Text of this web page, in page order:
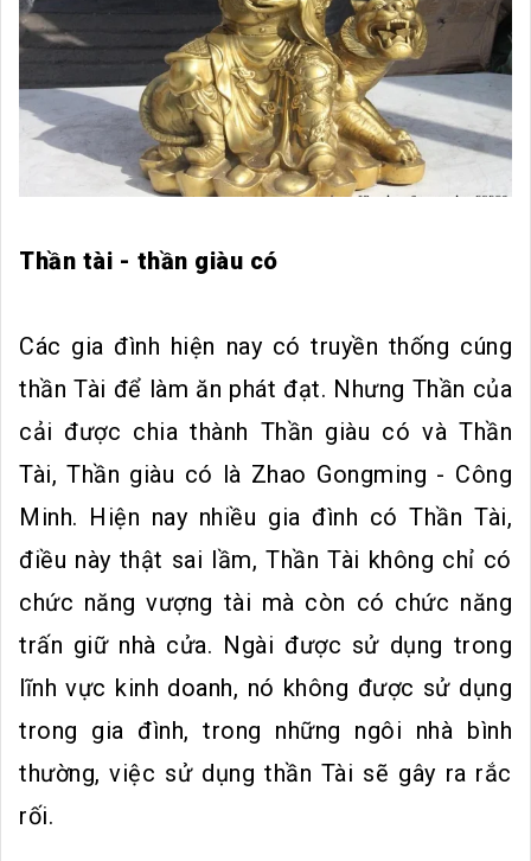
Thần tài - thần giàu có
Các gia đình hiện nay có truyền thống cúng
thần Tài để làm ăn phát đạt. Nhưng Thần của
cải được chia thành Thần giàu có và Thần
Tài, Thần giàu có là Zhao Gongming - Công
Minh. Hiện nay nhiều gia đình có Thần Tài,
điều này thật sai lầm, Thần Tài không chỉ có
chức năng vượng tài mà còn có chức năng
trấn giữ nhà cửa. Ngài được sử dụng trong
lĩnh vực kinh doanh, nó không được sử dụng
trong gia đình, trong những ngôi nhà bình
thường, việc sử dụng thần Tài sẽ gây ra rắc
rối.